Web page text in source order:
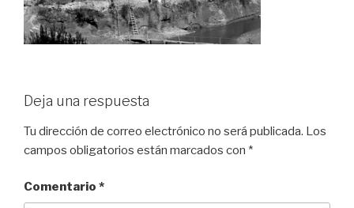
Deja una respuesta
Tu dirección de correo electrónico no será publicada. Los
campos obligatorios están marcados con *
Comentario *